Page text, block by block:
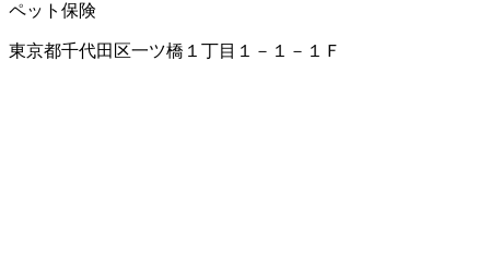
ペット保険
東京都千代田区一ツ橋１丁目１－１－１Ｆ